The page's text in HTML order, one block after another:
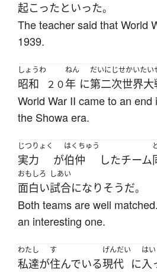
起こったといった。
The teacher said that World
1939.
しょうわ
昭和 ２０
ねん
年 に
だいにじせかいたい
第二次世界大
World War II came to an
the Showa era.
じつりょく
実力 が
はくちゅう
伯仲 したチーム
おもしろ
面白い
しあい
試合になりそうだ。
Both teams are well
an interesting one.
わたし
私達が
す
住んでいる
げんだい
現代 に
はい
入